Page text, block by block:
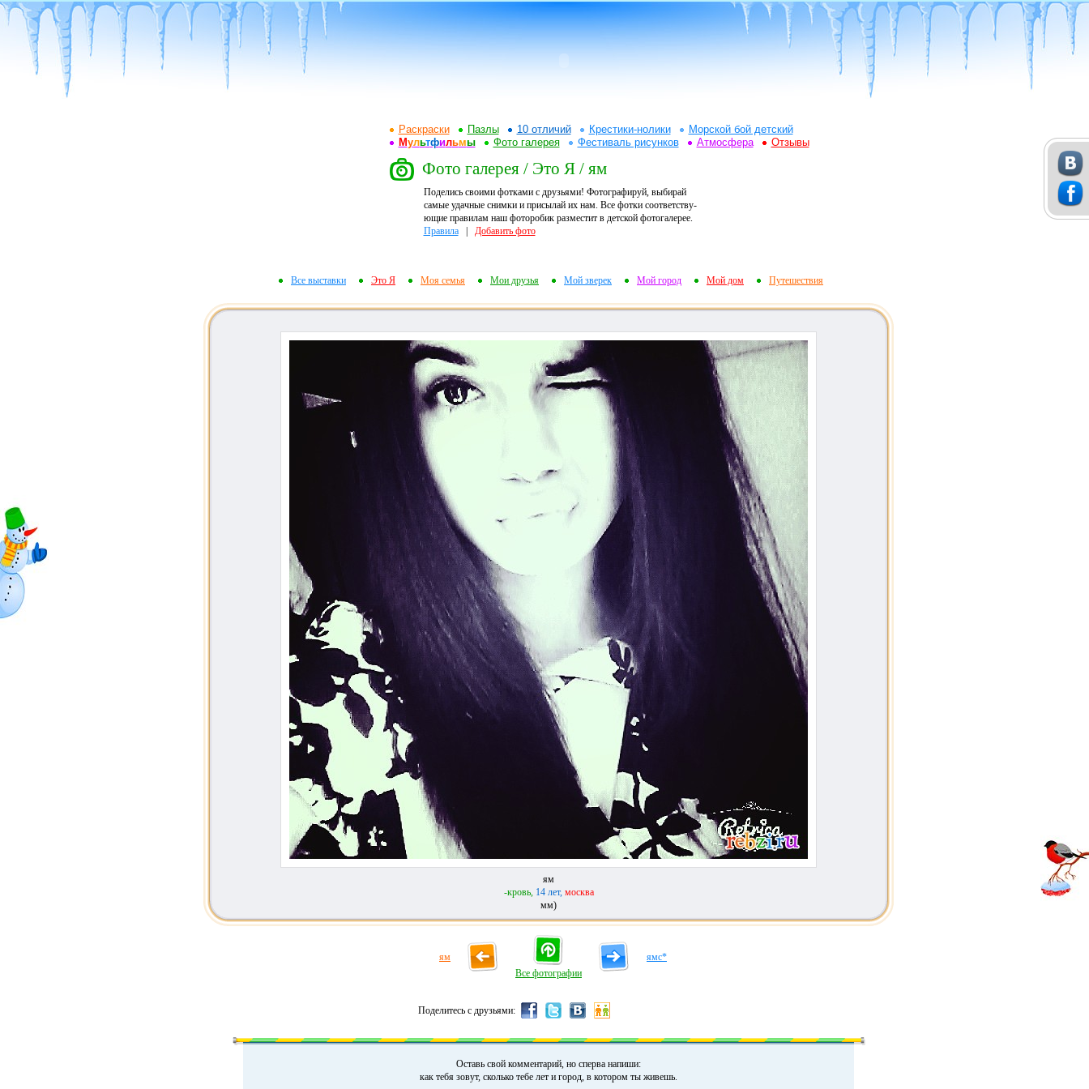
Раскраски Пазлы 10 отличий Крестики-нолики
Морской бой детский
Мультфильмы Фото галерея Фестиваль рисунков Атмосфера Отзывы
Фото галерея / Это Я / ям
Поделись своими фотками с друзьями! Фотографируй, выбирай
самые удачные снимки и присылай их нам. Все фотки соответству-
ющие правилам наш фоторобик разместит в детской фотогалерее.
Правила| Добавить фото
Все выставки Это Я Моя семья Мои друзья Мой зверек Мой город Мой дом Путешествия
ям
-кровь, 14 лет, москва
мм)
ям
Все фотографии
ямс*
Поделитесь с друзьями:
Оставь свой комментарий, но сперва напиши:
как тебя зовут, сколько тебе лет и город, в котором ты живешь.